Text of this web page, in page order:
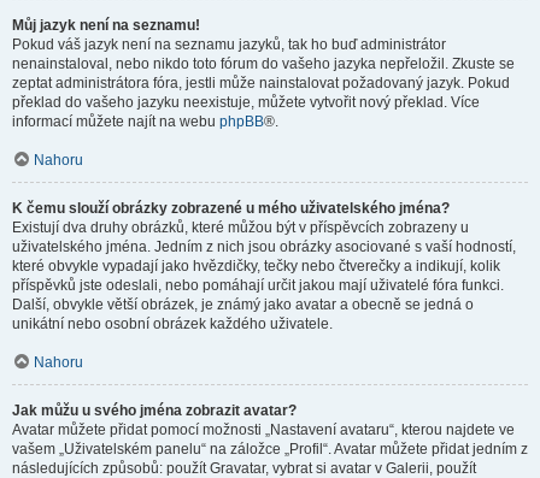
Můj jazyk není na seznamu!
Pokud váš jazyk není na seznamu jazyků, tak ho buď administrátor
nenainstaloval, nebo nikdo toto fórum do vašeho jazyka nepřeložil. Zkuste se
zeptat administrátora fóra, jestli může nainstalovat požadovaný jazyk. Pokud
překlad do vašeho jazyku neexistuje, můžete vytvořit nový překlad. Více
informací můžete najít na webu phpBB®.
Nahoru
K čemu slouží obrázky zobrazené u mého uživatelského jména?
Existují dva druhy obrázků, které můžou být v příspěvcích zobrazeny u
uživatelského jména. Jedním z nich jsou obrázky asociované s vaší hodností,
které obvykle vypadají jako hvězdičky, tečky nebo čtverečky a indikují, kolik
příspěvků jste odeslali, nebo pomáhají určit jakou mají uživatelé fóra funkci.
Další, obvykle větší obrázek, je známý jako avatar a obecně se jedná o
unikátní nebo osobní obrázek každého uživatele.
Nahoru
Jak můžu u svého jména zobrazit avatar?
Avatar můžete přidat pomocí možnosti „Nastavení avataru“, kterou najdete ve
vašem „Uživatelském panelu“ na záložce „Profil“. Avatar můžete přidat jedním z
následujících způsobů: použít Gravatar, vybrat si avatar v Galerii, použít